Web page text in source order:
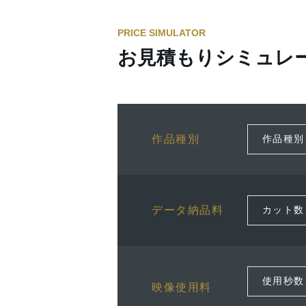
PRICE SIMULATOR
お見積もりシミュレ
作品種別
データ納品料
映像使用料